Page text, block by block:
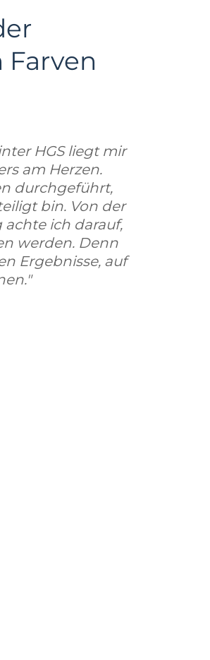
HGS liegt mir
am Herzen.
durchgeführt,
bin. Von der
ich darauf,
werden. Denn
Ergebnisse, auf